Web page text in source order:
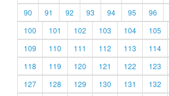
90
91 92 93 94 95 96
100
101 102 103 104 105
109
110 111 112 113 114
118
119 120 121 122 123
127
128 129 130 131 132